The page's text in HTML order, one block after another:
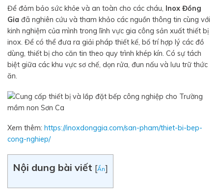
Để đảm bảo sức khỏe và an toàn cho các cháu, Inox Đồng
Gia đã nghiên cứu và tham khảo các nguồn thông tin cùng với
kinh nghiệm của mình trong lĩnh vực gia công sản xuất thiết bị
inox. Để có thể đưa ra giải pháp thiết kế, bố trí hợp lý các đồ
dùng, thiết bị cho căn tin theo quy trình khép kín. Có sự tách
biệt giữa các khu vực sơ chế, dọn rửa, đun nấu và lưu trữ thức
ăn.
Xem thêm: https://inoxdonggia.com/san-pham/thiet-bi-bep-
cong-nghiep/
Nội dung bài viết [Ẩn]